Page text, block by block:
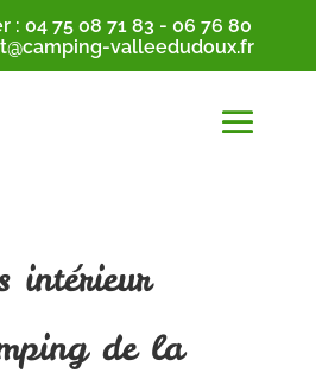
: 04 75 08 71 83 - 06 76 80
valleedudoux.fr
intérieur
de la